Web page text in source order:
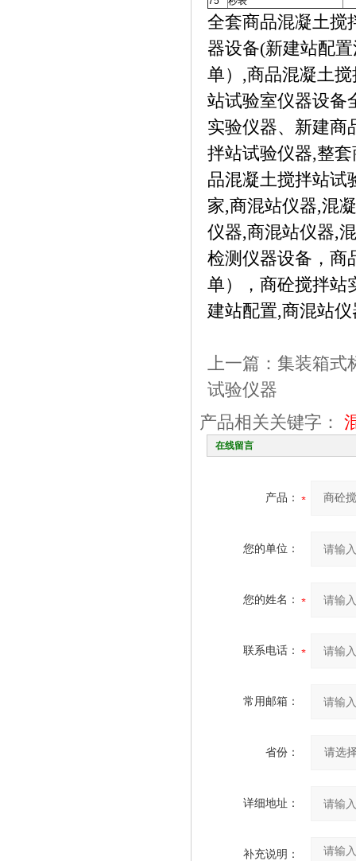
全套商品混凝土搅
器设备(新建站配
单）,商品混凝土
站试验室仪器设备
实验仪器、新建商
拌站试验仪器,整
品混凝土搅拌站试
家,商混站仪器,混
仪器,商混站仪器,
检测仪器设备，商
单），商砼搅拌站
建站配置,商混站
上一篇： 集装箱式
试验仪器
产品相关关键字：
在线留言
产品：
您的单位：
您的姓名：
联系电话：
常用邮箱：
省份：
详细地址：
补充说明：